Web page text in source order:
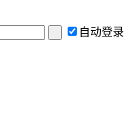
自动登录